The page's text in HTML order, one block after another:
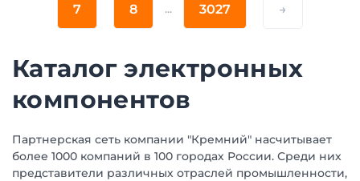
7 8 ... 3027 →
Каталог электронных
компонентов
Партнерская сеть компании "Кремний" насчитывает
более 1000 компаний в 100 городах России. Среди них
представители различных отраслей промышленности,